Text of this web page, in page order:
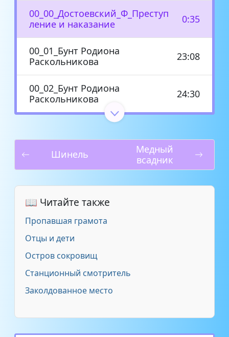
00_00_Достоевский_Ф_Преступ
ление и наказание
0:35
00_01_Бунт Родиона
Раскольникова
23:08
00_02_Бунт Родиона
Раскольникова
24:30
00_03_Бунт Родиона
Раскольникова
Раскольникова
24:56
01_01_Преступление и
01_03_Преступление и
01_02_Преступление и
наказание
18:03
Шинель
Медный
всадник
📖 Читайте также
Пропавшая грамота
Отцы и дети
Остров сокровищ
Станционный смотритель
Заколдованное место